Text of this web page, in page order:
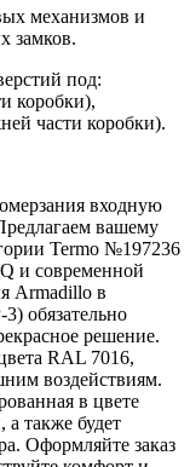
механизмов и
замков.
под:
коробки),
части коробки).
входную
вашему
Termo №197236
и современной
Armadillo в
обязательно
решение.
RAL 7016,
воздействиям.
в цвете
также будет
Оформляйте заказ